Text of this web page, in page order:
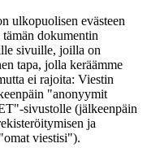
ulkopuolisen evästeen
dokumentin
sivuille, joilla on
tapa, jolla keräämme
ei rajoita: Viestin
"anonyymit
sivustolle (jälkeenpäin
ja
viestisi").